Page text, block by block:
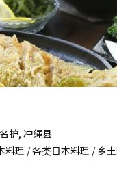
护, 冲绳县
料理 / 各类日本料理 / 乡土